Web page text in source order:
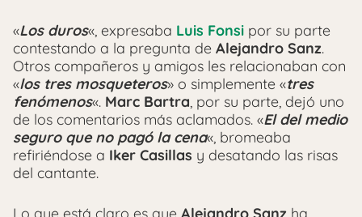
«Los duros«, expresaba Luis Fonsi por su parte
contestando a la pregunta de Alejandro Sanz.
Otros compañeros y amigos les relacionaban con
«los tres mosqueteros» o simplemente «tres
fenómenos«. Marc Bartra, por su parte, dejó uno
de los comentarios más aclamados. «El del medio
seguro que no pagó la cena«, bromeaba
refiriéndose a Iker Casillas y desatando las risas
del cantante.
Lo que está claro es que Alejandro Sanz ha